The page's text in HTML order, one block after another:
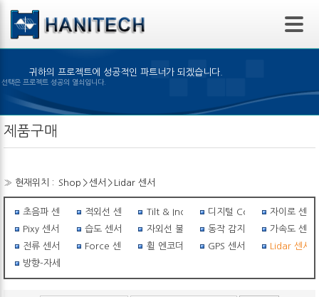
본문 바로가기
귀하의 프로젝트에 성공적인 파트너가 되겠습니다.
품의 선택은 프로젝트 성공의 열쇠입니다.
제품구매
» 현재위치 : Shop >센서 > Lidar 센서
초음파 센서 적외선 센서 Tilt & Inclinometer디지털 Compass자이로 센서
Pixy 센서
습도 센서 자외선 불꽃감지 센서동작 감지 센서 가속도 센서
전류 센서
Force 센서 휠 엔코더 GPS 센서
Lidar 센서
방향-자세센서